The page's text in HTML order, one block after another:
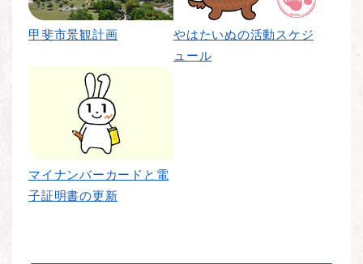
甲斐市景観計画
やはたいぬの活動スケジ
ュール
マイナンバーカードと電
子証明書の更新